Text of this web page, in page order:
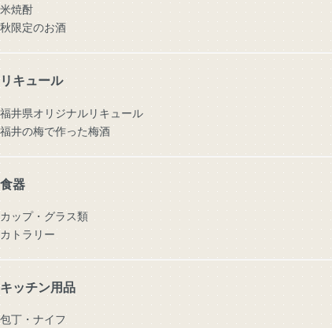
米焼酎
秋限定のお酒
リキュール
福井県オリジナルリキュール
福井の梅で作った梅酒
食器
カップ・グラス類
カトラリー
キッチン用品
包丁・ナイフ